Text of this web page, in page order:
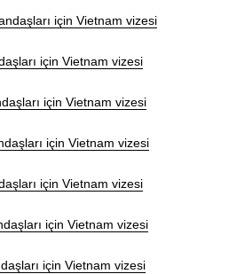
için Vietnam vizesi
için Vietnam vizesi
için Vietnam vizesi
için Vietnam vizesi
için Vietnam vizesi
için Vietnam vizesi
için Vietnam vizesi